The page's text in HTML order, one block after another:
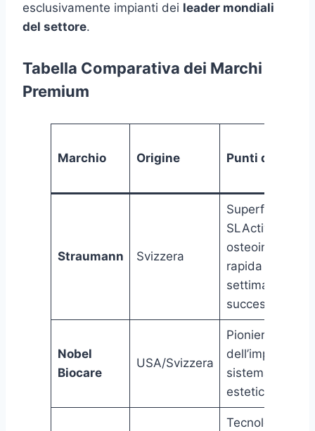
esclusivamente impianti dei leader mondiali
del settore.
Tabella Comparativa dei Marchi
Premium
Marchio Origine Punti di Forza
Straumann Svizzera
Superficie
SLActive,
rapida (3-4
settimane),
successo
Nobel
Biocare
USA/Svizzera
Pioniere
sistema
estetica
Tecnologia